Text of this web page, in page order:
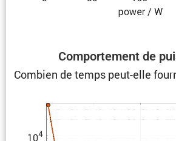
Compor­te­ment de
Combien de temps peut-elle